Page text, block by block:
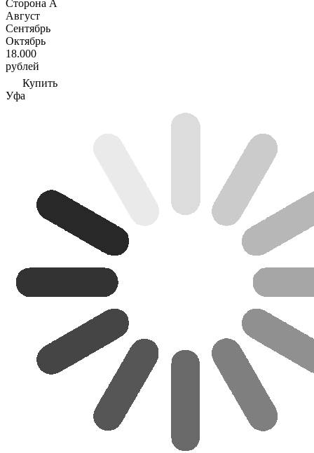
Сторона А
Август
Сентябрь
Октябрь
18.000
рублей
Купить
Уфа